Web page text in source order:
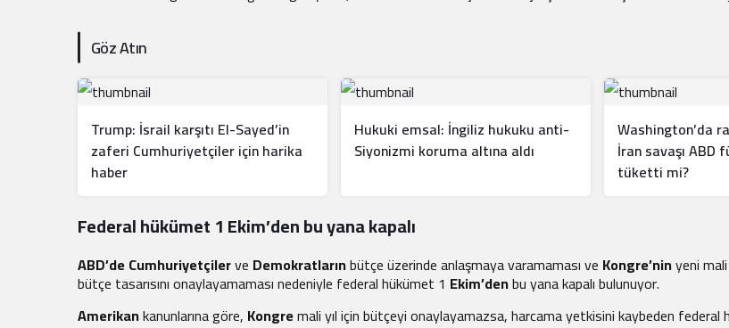
Göz Atın
Trump: İsrail karşıtı El-Sayed’in
zaferi Cumhuriyetçiler için harika
haber
Hukuki emsal: İngiliz hukuku anti-
Siyonizmi koruma altına aldı
Washington’da
İran savaşı ABD
tüketti mi?
Federal hükümet 1 Ekim’den bu yana kapalı
ABD’deCumhuriyetçilerve Demokratlarınbütçe üzerinde anlaşmaya varamaması ve Kongre’ninyeni
bütçe tasarısını onaylayamaması nedeniyle federal hükümet 1 Ekim’denbu yana kapalı bulunuyor.
Amerikankanunlarına göre, Kongremali yıl için bütçeyi onaylayamazsa, harcama yetkisini kaybeden